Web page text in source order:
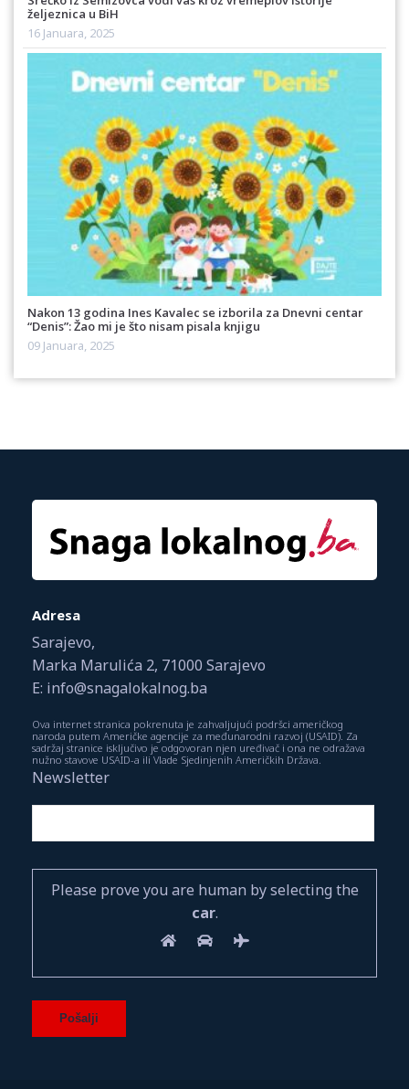
željeznica u BiH
16 Januara, 2025
Nakon 13 godina Ines Kavalec se izborila za Dnevni centar
“Denis”: Žao mi je što nisam pisala knjigu
09 Januara, 2025
Adresa
Sarajevo,
Marka Marulića 2, 71000 Sarajevo
E: info@snagalokalnog.ba
Ova internet stranica pokrenuta je zahvaljujući podršci američkog
naroda putem Američke agencije za međunarodni razvoj (USAID). Za
sadržaj stranice isključivo je odgovoran njen uređivač i ona ne odražava
nužno stavove USAID-a ili Vlade Sjedinjenih Američkih Država.
Newsletter
Please prove you are human by selecting the
car.